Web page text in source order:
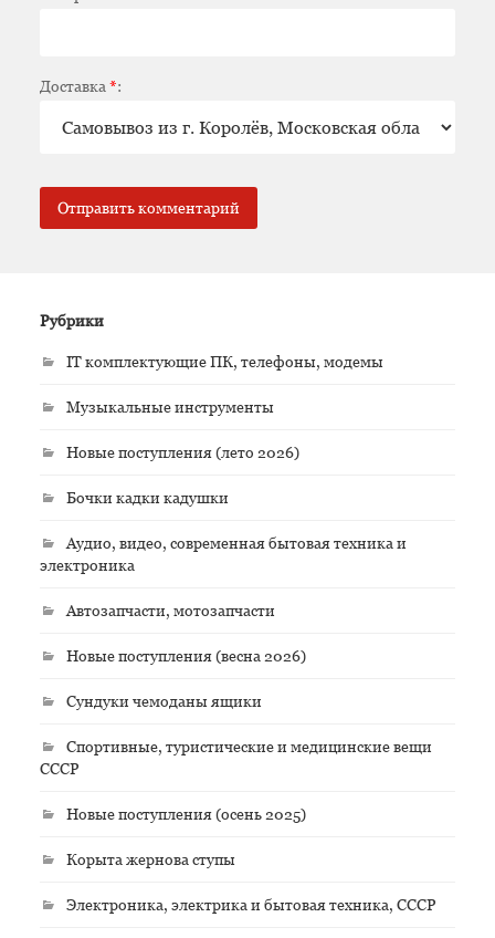
Доставка *:
Рубрики
IT комплектующие ПК, телефоны, модемы
Музыкальные инструменты
Новые поступления (лето 2026)
Бочки кадки кадушки
Аудио, видео, современная бытовая техника и
электроника
Автозапчасти, мотозапчасти
Новые поступления (весна 2026)
Сундуки чемоданы ящики
Спортивные, туристические и медицинские вещи
СССР
Новые поступления (осень 2025)
Корыта жернова ступы
Электроника, электрика и бытовая техника, СССР